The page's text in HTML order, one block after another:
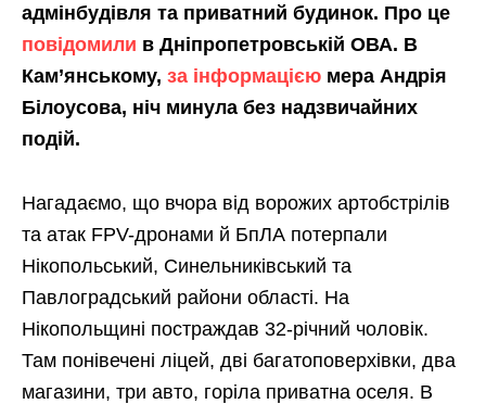
адмінбудівля та приватний будинок. Про це
повідомили в Дніпропетровській ОВА. В
Кам’янському, за інформацією мера Андрія
Білоусова, ніч минула без надзвичайних
подій.
Нагадаємо, що вчора від ворожих артобстрілів
та атак FPV-дронами й БпЛА потерпали
Нікопольський, Синельниківський та
Павлоградський райони області. На
Нікопольщині постраждав 32-річний чоловік.
Там понівечені ліцей, дві багатоповерхівки, два
магазини, три авто, горіла приватна оселя. В